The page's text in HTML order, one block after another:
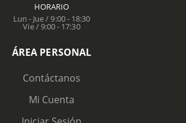
HORARIO
Lun - Jue / 9:00 - 18:30
Vie / 9:00 - 17:30
ÁREA PERSONAL
Contáctanos
Mi Cuenta